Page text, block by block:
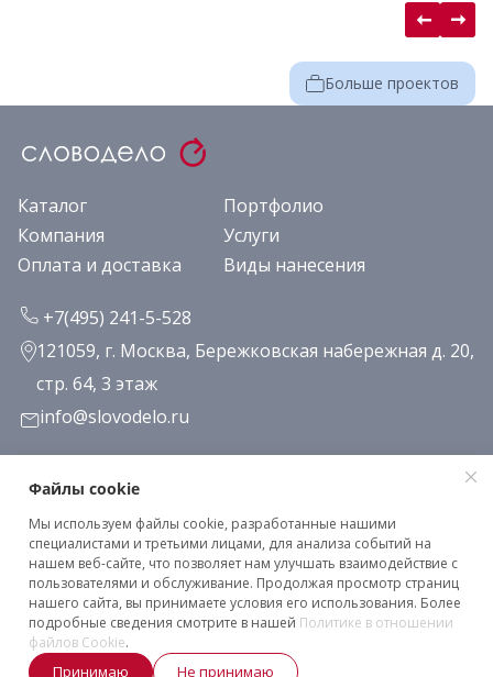
Больше проектов
Каталог
Портфолио
Компания
Услуги
Оплата и доставка
Виды нанесения
+7(495) 241-5-528
121059, г. Москва, Бережковская набережная д. 20,
стр. 64, 3 этаж
info@slovodelo.ru
Заказать звонок
Подписаться на рассылку
Клиентское соглашение
Политика конфиденциальности
2026 © «Словодело». Все права защищены
Файлы cookie
Мы используем файлы cookie, разработанные нашими
специалистами и третьими лицами, для анализа событий на
нашем веб-сайте, что позволяет нам улучшать взаимодействие с
пользователями и обслуживание. Продолжая просмотр страниц
нашего сайта, вы принимаете условия его использования. Более
подробные сведения смотрите в нашей Политике в отношении
файлов Cookie.
Принимаю Не принимаю